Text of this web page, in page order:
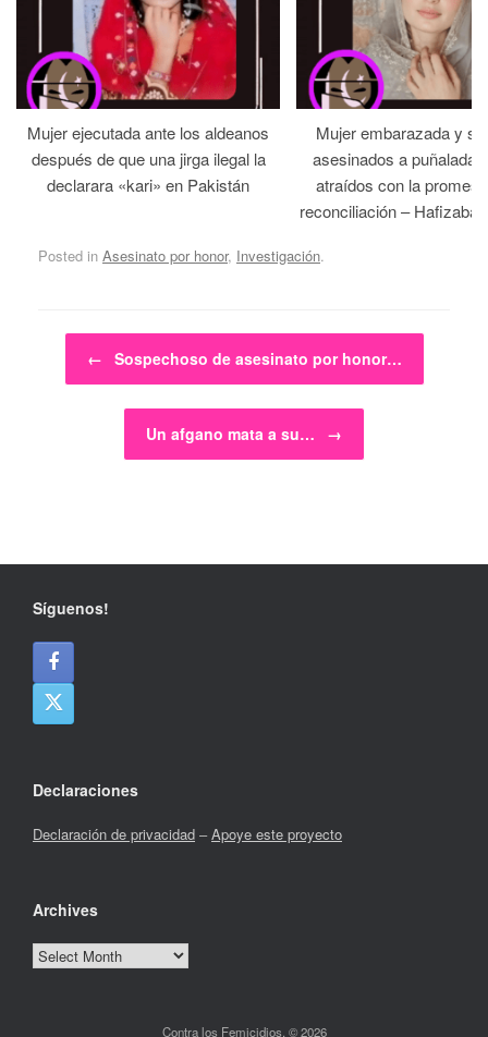
Mujer ejecutada ante los aldeanos
después de que una jirga ilegal la
declarara «kari» en Pakistán
Mujer embarazada y
asesinados a
atraídos con la
reconciliación –
Posted in Asesinato por honor, Investigación.
Post navigation
← Sospechoso de asesinato por honor…
Un afgano mata a su… →
Síguenos!
Declaraciones
Declaración de privacidad –Apoye este proyecto
Archives
Archives
Contra los Femicidios, © 2026